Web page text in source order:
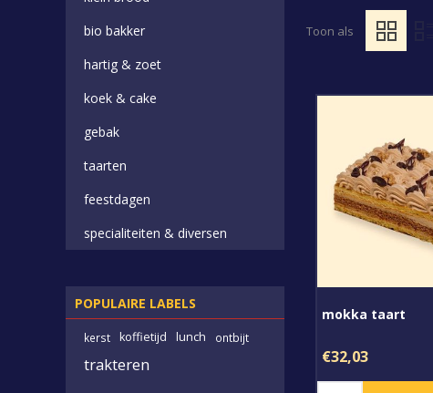
Toon als
mokka taart
€32,03
bio bakker
hartig & zoet
koek & cake
gebak
taarten
feestdagen
specialiteiten & diversen
POPULAIRE LABELS
kerst koffietijd lunch ontbijt
trakteren